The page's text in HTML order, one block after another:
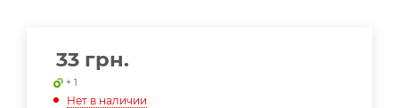
33 грн.
+ 1
Нет в наличии